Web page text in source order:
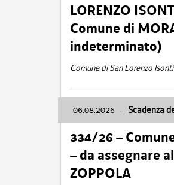
LORENZO
Comune di
indeterminato)
Comune di San Lorenzo
06.08.2026 - Scadenza
334/26 –
– da assegnare
ZOPPOLA